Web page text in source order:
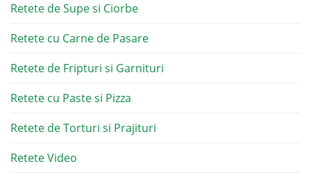
Retete de Supe si Ciorbe
Retete cu Carne de Pasare
Retete de Fripturi si Garnituri
Retete cu Paste si Pizza
Retete de Torturi si Prajituri
Retete Video